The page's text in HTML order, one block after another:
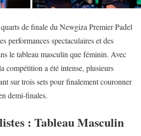
de finale du Newgiza Premier Padel
performances spectaculaires et des
le tableau masculin que féminin. Avec
compétition a été intense, plusieurs
sur trois sets pour finalement couronner
demi-finales.
: Tableau Masculin